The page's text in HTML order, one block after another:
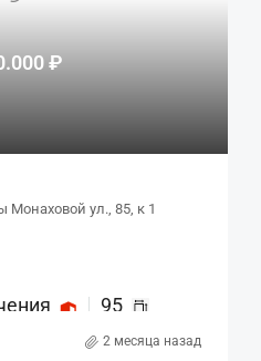
₽
ул., 85, к 1
95
2 месяца назад